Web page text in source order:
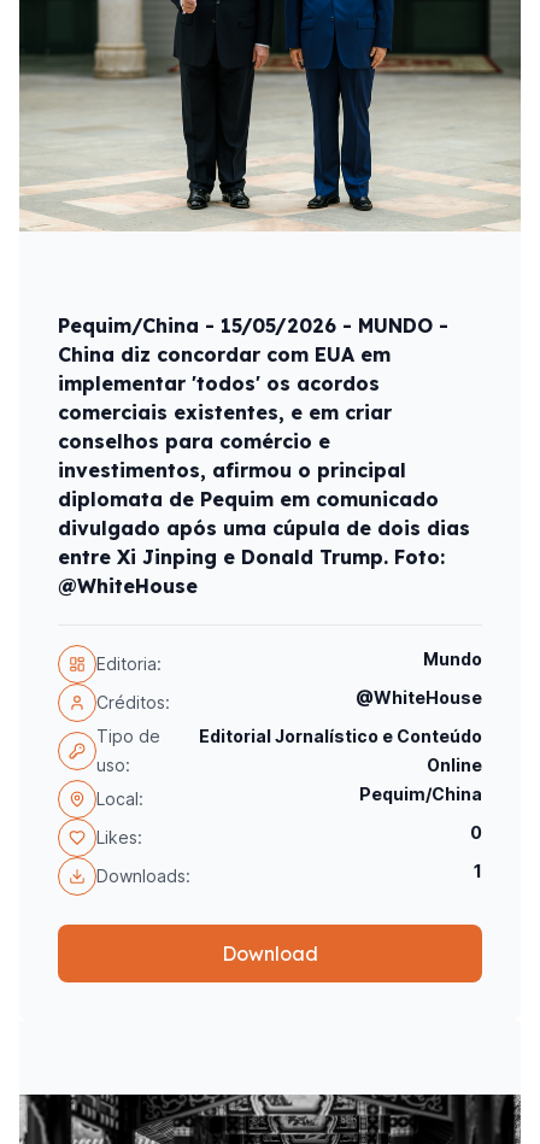
Pequim/China - 15/05/2026 - MUNDO -
China diz concordar com EUA em
implementar 'todos' os acordos
comerciais existentes, e em criar
conselhos para comércio e
investimentos, afirmou o principal
diplomata de Pequim em comunicado
divulgado após uma cúpula de dois dias
entre Xi Jinping e Donald Trump. Foto:
@WhiteHouse
Editoria: Mundo
Créditos:
@WhiteHouse
Tipo de
uso:
Editorial Jornalístico e Conteúdo
Online
Local:
Pequim/China
Likes: 0
Downloads: 1
Download